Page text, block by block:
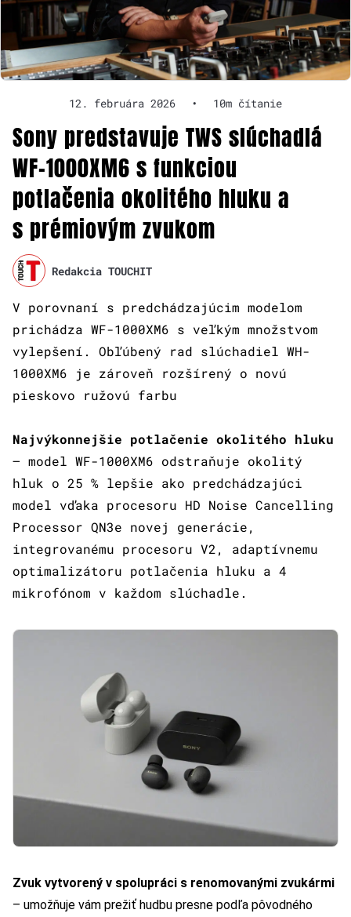
12. februára 2026 • 10m čítanie
Sony predstavuje TWS slúchadlá
WF-1000XM6 s funkciou
potlačenia okolitého hluku a
s prémiovým zvukom
Redakcia TOUCHIT
V porovnaní s predchádzajúcim modelom
prichádza WF-1000XM6 s veľkým množstvom
vylepšení. Obľúbený rad slúchadiel WH-
1000XM6 je zároveň rozšírený o novú
pieskovo ružovú farbu
Najvýkonnejšie potlačenie okolitého hluku
– model WF-1000XM6 odstraňuje okolitý
hluk o 25 % lepšie ako predchádzajúci
model vďaka procesoru HD Noise Cancelling
Processor QN3e novej generácie,
integrovanému procesoru V2, adaptívnemu
optimalizátoru potlačenia hluku a 4
mikrofónom v každom slúchadle.
Zvuk vytvorený v spolupráci s renomovanými zvukármi
– umožňuje vám prežiť hudbu presne podľa pôvodného